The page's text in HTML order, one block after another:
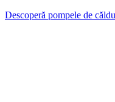
Descoperă pompele de